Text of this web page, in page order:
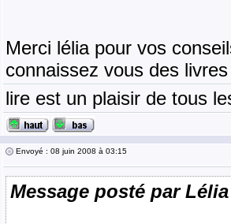
Merci lélia pour vos
connaissez vous des
lire est un plaisir de tous
Envoyé : 08 juin 2008 à 03:15
Message posté par Lélia